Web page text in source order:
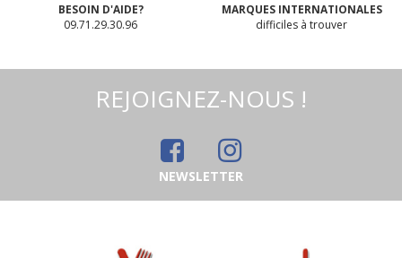
BESOIN D'AIDE?
09.71.29.30.96
MARQUES INTERNATIONALES
difficiles à trouver
REJOIGNEZ-NOUS !
NEWSLETTER